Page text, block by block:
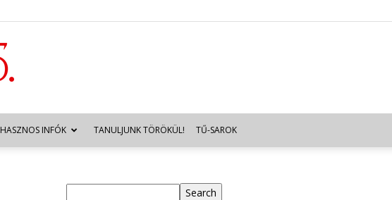
HASZNOS INFÓK TANULJUNK TÖRÖKÜL! TŰ-SAROK
Search